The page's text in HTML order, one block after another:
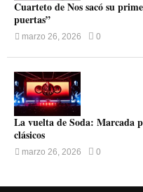
Cuarteto de Nos sacó su
puertas”
marzo 26, 2026 0
La vuelta de Soda: Marcada
clásicos
marzo 26, 2026 0